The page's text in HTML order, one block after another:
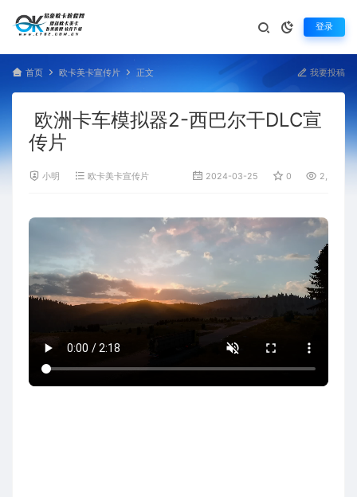
登录
首页 欧卡美卡宣传片 正文 我要投稿
欧洲卡车模拟器2-西巴尔干DLC宣
传片
小明 欧卡美卡宣传片 2024-03-25 0 2,204